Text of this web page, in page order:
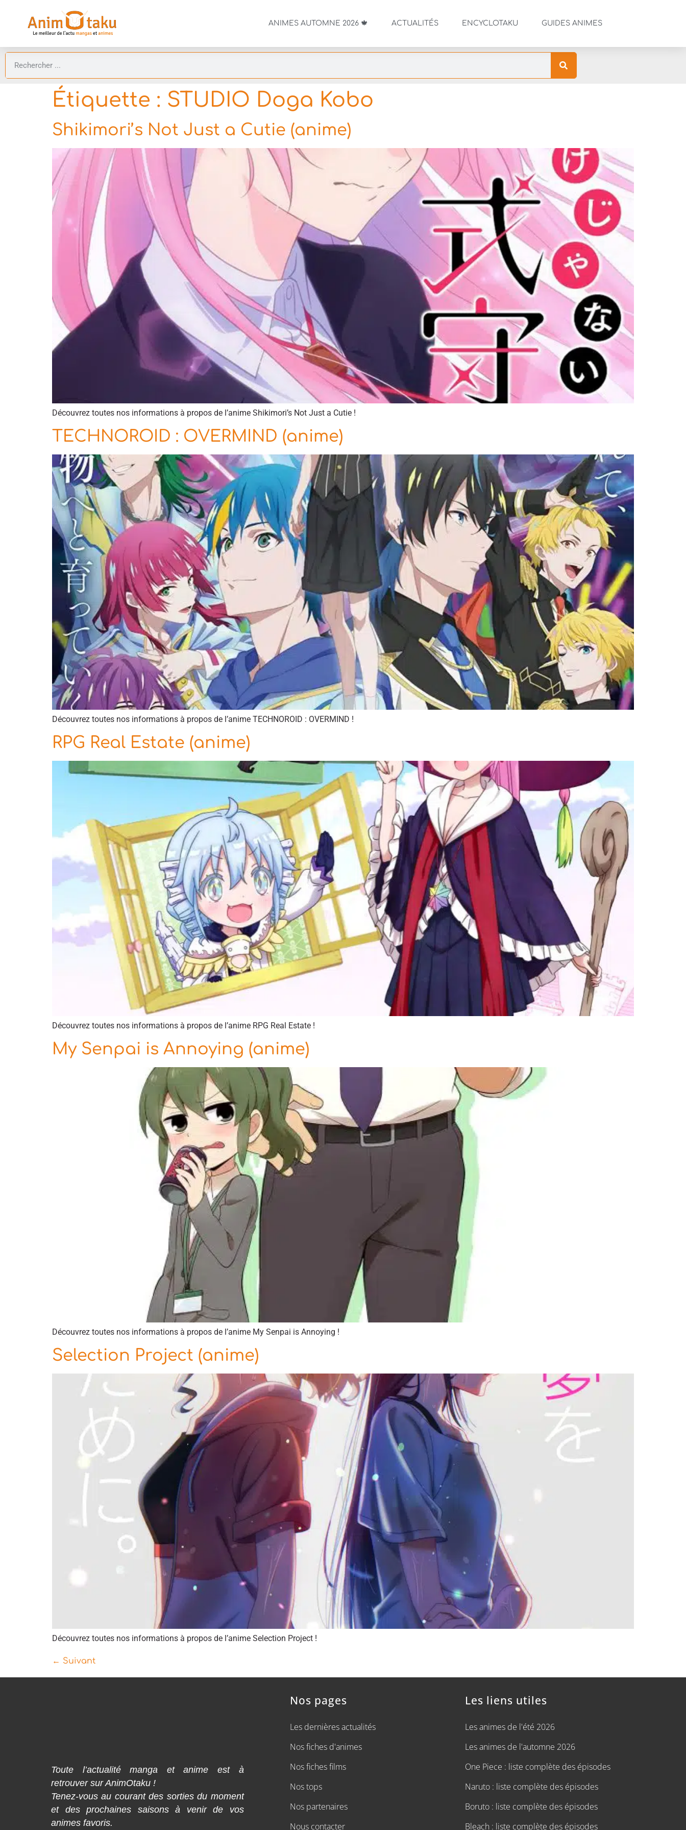
ANIMES AUTOMNE 2026 🍁 ACTUALITÉS ENCYCLOTAKU GUIDES ANIMES
Étiquette : STUDIO Doga Kobo
Shikimori’s Not Just a Cutie (anime)
Découvrez toutes nos informations à propos de l’anime Shikimori’s Not Just a Cutie !
TECHNOROID : OVERMIND (anime)
Découvrez toutes nos informations à propos de l’anime TECHNOROID : OVERMIND !
RPG Real Estate (anime)
Découvrez toutes nos informations à propos de l’anime RPG Real Estate !
My Senpai is Annoying (anime)
Découvrez toutes nos informations à propos de l’anime My Senpai is Annoying !
Selection Project (anime)
Découvrez toutes nos informations à propos de l’anime Selection Project !
← Suivant
Toute l’actualité manga et anime est à
retrouver sur AnimOtaku !
Tenez-vous au courant des sorties du moment
et des prochaines saisons à venir de vos
animes favoris.
Nos pages
Les dernières actualités
Nos fiches d'animes
Nos fiches films
Nos tops
Nos partenaires
Nous contacter
Les liens utiles
Les animes de l'été 2026
Les animes de l'automne 2026
One Piece : liste complète des épisodes
Naruto : liste complète des épisodes
Boruto : liste complète des épisodes
Bleach : liste complète des épisodes